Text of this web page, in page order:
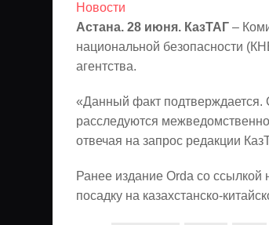
Новости
Астана. 28 июня. КазТАГ –
национальной безопасности
агентства.
«Данный факт
расследуются
отвечая на запрос редакции
Ранее издание Orda со ссылкой
посадку на казахстанско-